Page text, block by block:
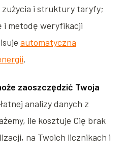
zużycia i struktury taryfy;
i metodę weryfikacji
automatyczna
.
zaoszczędzić Twoja
analizy danych z
ile kosztuje Cię brak
na Twoich licznikach i